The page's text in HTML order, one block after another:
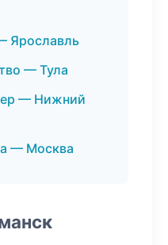
Ярославль
— Тула
— Нижний
— Москва